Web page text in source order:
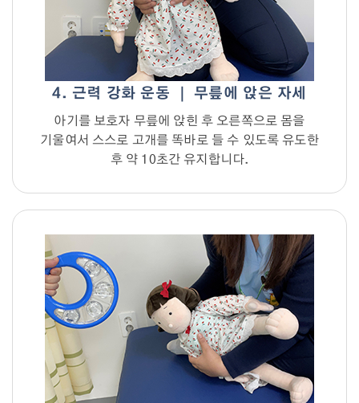
4. 근력 강화 운동 ｜ 무릎에 앉은 자세
아기를 보호자 무릎에 앉힌 후 오른쪽으로 몸을
기울여서 스스로 고개를 똑바로 들 수 있도록 유도한
후 약 10초간 유지합니다.